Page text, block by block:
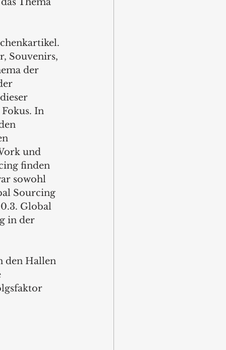
Souvenirs,
der
In
und
finden
sowohl
Sourcing
Global
in der
den Hallen